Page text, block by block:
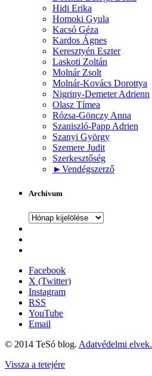
Hidi Erika
Homoki Gyula
Kacsó Géza
Kardos Ágnes
Keresztyén Eszter
Laskoti Zoltán
Molnár Zsolt
Molnár-Kovács Dorottya
Nigriny-Demeter Adrienn
Olasz Tímea
Rózsa-Gönczy Anna
Szaniszló-Papp Adrien
Szanyi György
Szemere Judit
Szerkesztőség
►Vendégszerző
Archívum
Archívum
Facebook
X (Twitter)
Instagram
RSS
YouTube
Email
© 2014 TeSó blog. Adatvédelmi elvek.
Vissza a tetejére